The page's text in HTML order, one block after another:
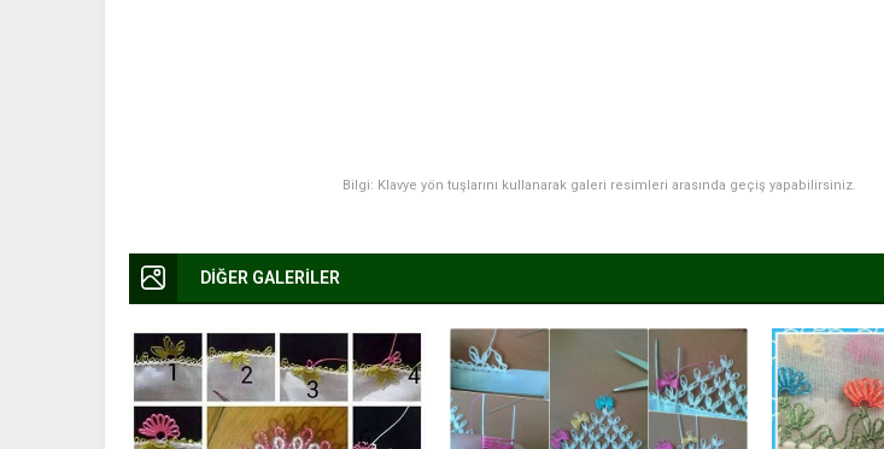
Bilgi: Klavye yön tuşlarını kullanarak galeri resimleri arasında geçiş yapabilirsiniz.
DİĞER GALERİLER